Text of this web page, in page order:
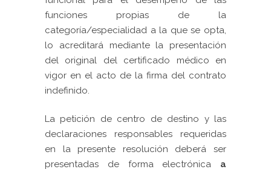
funciones propias de la
categoría/especialidad a la que se opta,
lo acreditará mediante la presentación
del original del certificado médico en
vigor en el acto de la firma del contrato
indefinido.
La petición de centro de destino y las
declaraciones responsables requeridas
en la presente resolución deberá ser
presentadas de forma electrónica a